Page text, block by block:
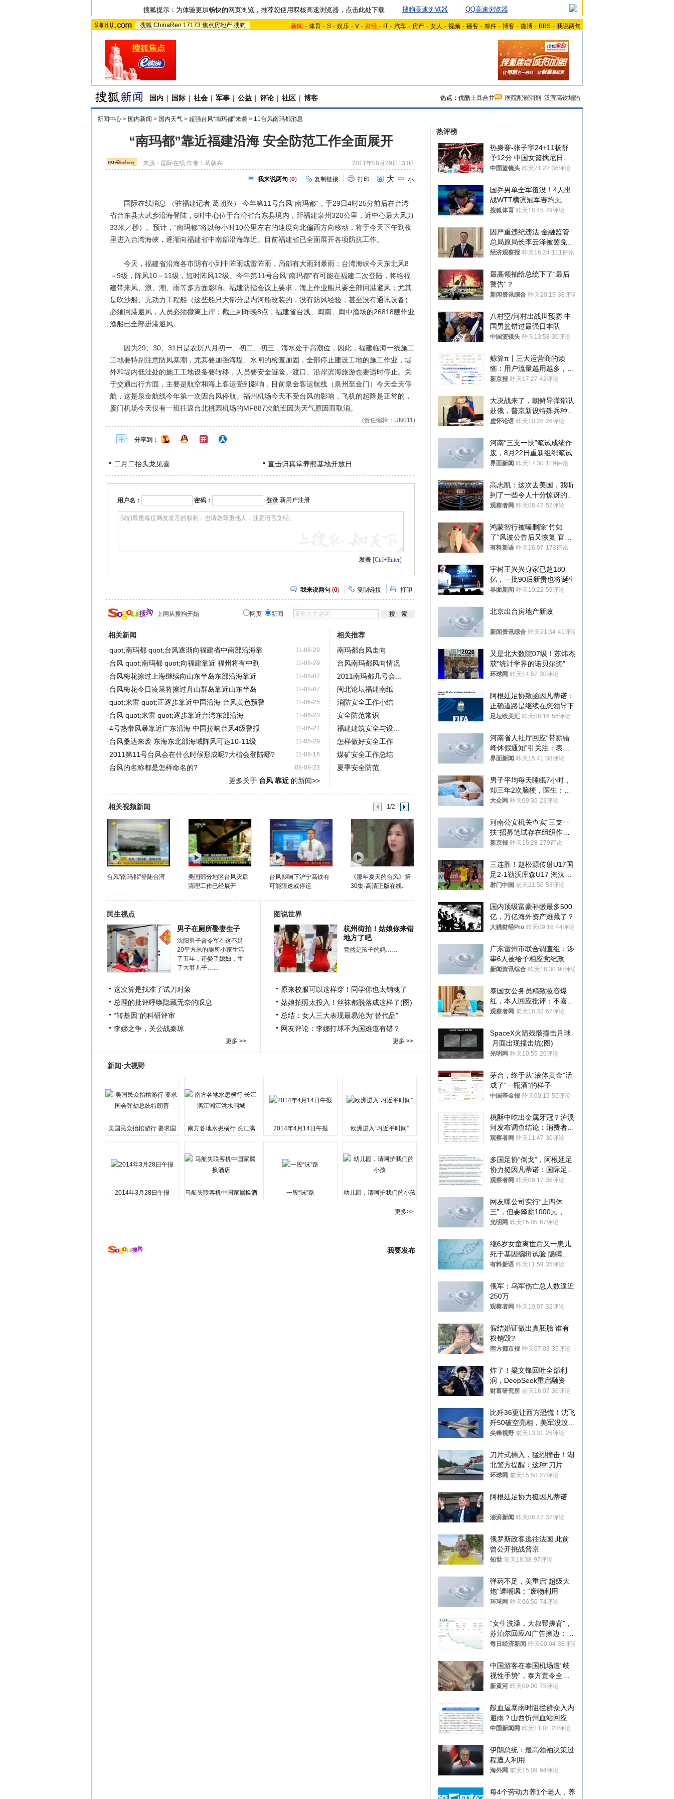
搜狐提示：为体验更加畅快的网页浏览，推荐您使用双核高速浏览器，点击此处下载 搜狗高速浏览器 QQ高速浏览器
搜狐 ChinaRen 17173 焦点房地产 搜狗 新闻 - 体育 - S - 娱乐 - V - 财经 - IT - 汽车 - 房产 - 女人 - 视频 - 播客 - 邮件 - 博客 - 微博 - BBS - 我说两句
国内 | 国际 | 社会 | 军事 | 公益 | 评论 | 社区 | 博客 热点： 优酷土豆合并 医院配催泪剂 汉宜高铁塌陷
新闻中心 > 国内新闻 > 国内天气 > 超强台风“南玛都”来袭 > 11台风南玛都消息
“南玛都”靠近福建沿海 安全防范工作全面展开
来源： 国际在线作者：葛朝兴 2011年08月29日13:08
我来说两句 (0) 复制链接 打印 大 中 小
国际在线消息 （驻福建记者 葛朝兴） 今年第11号台风“南玛都”，于29日4时25分前后在台湾
省台东县大武乡沿海登陆，6时中心位于台湾省台东县境内，距福建泉州320公里，近中心最大风力
33米／秒）。预计，“南玛都”将以每小时10公里左右的速度向北偏西方向移动，将于今天下午到夜
里进入台湾海峡，逐渐向福建省中南部沿海靠近。目前福建省已全面展开各项防抗工作。
今天，福建省沿海各市阴有小到中阵雨或雷阵雨，局部有大雨到暴雨；台湾海峡今天东北风8
－9级，阵风10－11级，短时阵风12级。今年第11号台风“南玛都”有可能在福建二次登陆，将给福
建带来风、浪、潮、雨等多方面影响。福建防指会议上要求，海上作业船只要全部回港避风；尤其
是吹沙船、无动力工程船（这些船只大部分是内河船改装的，没有防风经验，甚至没有通讯设备）
必须回港避风，人员必须撤离上岸；截止到昨晚8点，福建省台浅、闽南、闽中渔场的26818艘作业
渔船已全部进港避风。
因为29、30、31日是农历八月初一、初二、初三，海水处于高潮位，因此，福建临海一线施工
工地要特别注意防风暴潮，尤其要加强海堤、水闸的检查加固，全部停止建设工地的施工作业，堤
外和堤内低洼处的施工工地设备要转移，人员要安全避险。渡口、沿岸滨海旅游也要适时停止。关
于交通出行方面，主要是航空和海上客运受到影响，目前泉金客运航线（泉州至金门）今天全天停
航，这是泉金航线今年第一次因台风停航。福州机场今天不受台风的影响，飞机的起降是正常的，
厦门机场今天仅有一班往返台北桃园机场的MF887次航班因为天气原因而取消。
(责任编辑：UN011)
分享到：
二月二抬头龙见喜 直击归真堂养熊基地开放日
用户名： 密码： 新用户注册
[Ctrl+Enter]
我来说两句 (0) 复制链接 打印
上网从搜狗开始 网页 新闻
相关新闻
11-08-29
·quot;南玛都 quot;台风逐渐向福建省中南部沿海靠
11-08-29
·台风 quot;南玛都 quot;向福建靠近 福州将有中到
11-08-07
·台风梅花掠过上海继续向山东半岛东部沿海靠近
11-08-07
·台风梅花今日凌晨将擦过舟山群岛靠近山东半岛
11-06-25
·quot;米雷 quot;正逐步靠近中国沿海 台风黄色预警
11-06-23
·台风 quot;米雷 quot;逐步靠近台湾东部沿海
11-06-21
·4号热带风暴靠近广东沿海 中国拉响台风4级警报
11-05-29
·台风桑达来袭 东海东北部海域阵风可达10-11级
11-08-16
·2011第11号台风会在什么时候形成呢?大楷会登陆哪?
09-09-23
·台风的名称都是怎样命名的?
更多关于 台风 靠近的新闻>>
相关推荐
南玛都台风走向
台风南玛都风向情况
2011南玛都几号会...
闽北论坛福建南纸
消防安全工作小结
安全防范常识
福建建筑安全与设...
怎样做好安全工作
煤矿安全工作总结
夏季安全防范
相关视频新闻 1/2
台风"南玛都"登陆台湾
美国部分地区台风灾后
清理工作已经展开
台风影响下沪宁高铁有
可能限速或停运
《那年夏天的台风》第
30集-高清正版在线..
民生视点
男子在厕所娶妻生子
沈阳男子曾令军在这不足
20平方米的厕所小家生活
了五年，还娶了媳妇，生
了大胖儿子……
这次算是找准了试刀对象
总理的批评呼唤隐藏无奈的叹息
“转基因”的科研评审
李娜之争，关公战秦琼
更多 >>
图说世界
杭州街拍！姑娘你来错
地方了吧
竟然是孩子的妈……
原来校服可以这样穿！同学你也太销魂了
姑娘拍照太投入！丝袜都脱落成这样了(图)
总结：女人三大表现最易沦为“替代品”
网友评论：李娜打球不为国难道有错？
更多 >>
新闻·大视野
美国民众抬棺游行 要求国
南方各地水患横行 长江漓
2014年4月14日午报 欧洲进入“习近平时间”
2014年3月28日午报
马航失联客机中国家属换酒
一段“沫”路 幼儿园，请呵护我们的小孩
更多>>
我要发布
热评榜
热身赛-张子宇24+11杨舒
予12分 中国女篮擒尼日利
亚
中国篮镜头 昨天21:22 36评论
国乒男单全军覆没！4人出
战WTT横滨冠军赛均无缘
八强
搜狐体育 昨天18:45 79评论
因严重违纪违法 金融监管
总局原局长李云泽被罢免全
国人大代表
经济观察报 昨天16:24 111评论
最高领袖给总统下了“最后
警告”？
新闻资讯综合 昨天20:19 38评论
八村塁/河村出战世预赛 中
国男篮错过最强日本队
中国篮镜头 昨天13:58 30评论
鲸算π丨三大运营商的烦
恼：用户流量越用越多，收
入却越来越少
新京报 昨天17:27 42评论
大决战来了，朝鲜导弹部队
赴俄，普京新设特殊兵种，
76岁老将扛旗
虚怀论语 昨天10:28 26评论
河南“三支一扶”笔试成绩作
废，8月22日重新组织笔试
界面新闻 昨天17:30 119评论
高志凯：这次去美国，我听
到了一些令人十分惊讶的消
息
观察者网 昨天08:47 52评论
鸿蒙智行被曝删除“竹知
了”风波公告后又恢复 官媒
曾力挺：劝华为要大度的，
有料新语 昨天16:07 173评论
宇树王兴兴身家已超180
亿，一批90后新贵也将诞生
界面新闻 昨天10:22 59评论
北京出台房地产新政
新闻资讯综合 昨天21:34 41评论
又是北大数院07级！苏炜杰
获“统计学界的诺贝尔奖”
环球网 昨天14:57 30评论
阿根廷足协致函因凡蒂诺：
正确道路是继续在您领导下
足坛欧美汇 昨天08:16 56评论
河南省人社厅回应“带薪错
峰休假通知”引关注：表述
不够准确，待修改后印发
界面新闻 昨天15:41 38评论
男子平均每天睡眠7小时，
却三年2次脑梗，医生：这
样睡觉更伤身
大众网 昨天09:36 23评论
河南公安机关查实“三支一
扶”招募笔试存在组织作弊
犯罪行为
新京报 昨天16:28 279评论
三连胜！赵松源传射U17国
足2-1勒沃库森U17 淘汰赛
将战河床
射门中国 前天21:50 53评论
国内顶级富豪补缴最多500
亿，万亿海外资产难藏了？
大猫财经Pro 昨天09:16 44评论
广东雷州市联合调查组：涉
事6人被给予相应党纪政务
处分和组织处理
新闻资讯综合 昨天18:30 98评论
泰国女公务员精致妆容爆
红，本人回应批评：不喜欢
就别看
观察者网 前天18:32 67评论
SpaceX火箭残骸撞击月球
月面出现撞击坑(图)
光明网 昨天10:55 20评论
茅台，终于从“液体黄金”活
成了“一瓶酒”的样子
中国基金报 昨天00:15 55评论
桃酥中吃出金属牙冠？泸溪
河发布调查结论：消费者已
澄清，所发视频情况不属实
观察者网 昨天11:47 30评论
多国足协“倒戈”，阿根廷足
协力挺因凡蒂诺：国际足联
今后应继续在其领导下前行
观察者网 昨天09:17 36评论
网友曝公司实行“上四休
三”，但要降薪1000元，不
接受只能辞职
光明网 昨天15:05 67评论
继6岁女童离世后又一患儿
死于基因编辑试验 隐瞒一
年才对外披露
有料新语 昨天11:59 35评论
俄军：乌军伤亡总人数逼近
250万
观察者网 昨天10:07 32评论
假结婚证做出真胚胎 谁有
权销毁?
南方都市报 昨天07:03 35评论
炸了！梁文锋回吐全部利
润，DeepSeek重启融资
财富研究所 前天16:07 36评论
比歼36更让西方恐慌！沈飞
歼50破空亮相，美军没攻克
的技术被拿下
尖锋视野 前天13:31 26评论
刀片式插入，猛烈撞击！湖
北警方提醒：这种“刀片超
车”，太危险了
环球网 前天15:50 27评论
阿根廷足协力挺因凡蒂诺
澎湃新闻 昨天08:47 37评论
俄罗斯政客逃往法国 此前
曾公开挑战普京
知世 前天18:38 97评论
弹药不足，美重启“超级大
炮”遭嘲讽：“废物利用”
环球网 昨天06:56 74评论
“女生洗澡，大叔帮搓背”，
苏泊尔回应AI广告擦边：视
频全下架，已强化内容管理
每日经济新闻 昨天00:04 38评论
中国游客在泰国机场遭“歧
视性手势”，泰方责令全面
调查，对责任人采取最严厉
新黄河 昨天09:00 75评论
献血屋暴雨时阻拦群众入内
避雨？山西忻州血站回应
中国新闻网 昨天11:01 23评论
伊朗总统：最高领袖决策过
程遭人利用
海外网 前天15:09 94评论
每4个劳动力养1个老人，养